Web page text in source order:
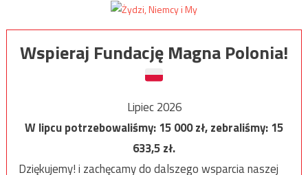
Wspieraj Fundację Magna Polonia!
Lipiec 2026
W lipcu potrzebowaliśmy:15 000zł, zebraliśmy:15
633,5zł.
Dziękujemy! i zachęcamy do dalszego wsparcia naszej